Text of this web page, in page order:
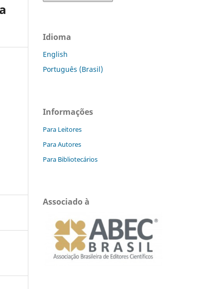
Idioma
English
Português (Brasil)
Informações
Para Leitores
Para Autores
Para Bibliotecários
Associado à